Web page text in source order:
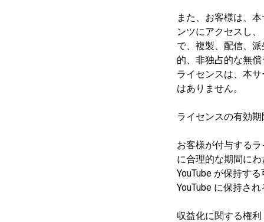
また、お客様は、
ンツにアクセスし
で、複製、配信、
的、非独占的な無
ライセンスは、本
はありません。
ライセンスの有効期
お客様が付与する
に合理的な期間に
YouTube が保持す
YouTube に保持さ
収益化に関する権利